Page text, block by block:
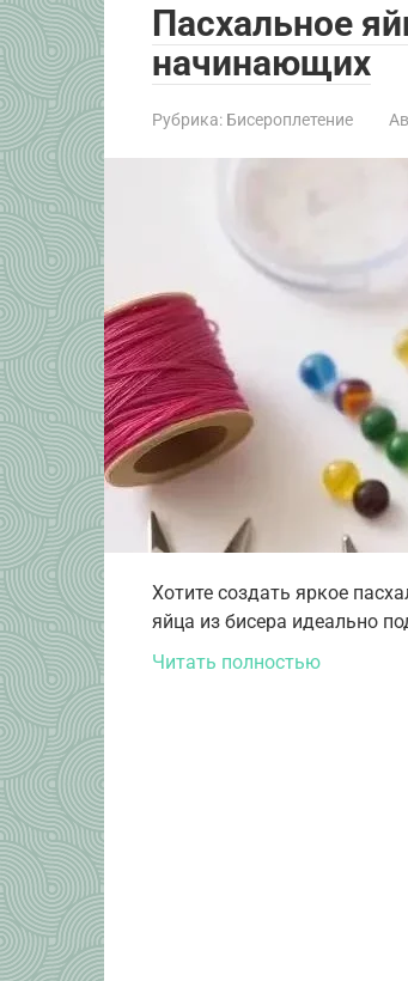
Пасхальное
начинающих
Рубрика: Бисероплетение
Хотите создать яркое
яйца из бисера идеально
Читать полностью